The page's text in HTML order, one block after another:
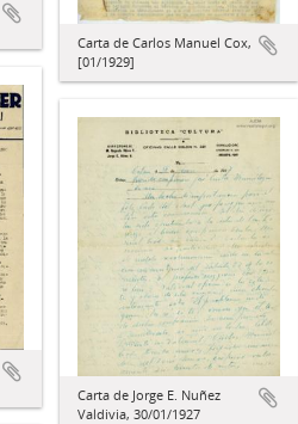
Carta de Carlos Manuel Cox,
[01/1929]
Carta de Jorge E. Nuñez
Valdivia, 30/01/1927